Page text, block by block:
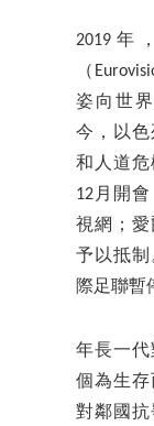
2019年
（
姿向世
今，以
和人道
12月開
視網；
予以抵制
際足聯暫
年長一
個為生
對鄰國抗